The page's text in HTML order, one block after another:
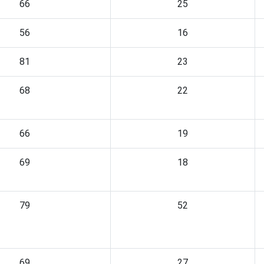
66 25
56 16
81 23
68 22
66 19
69 18
79 52